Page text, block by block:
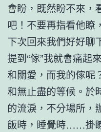
會盼，既然盼不來，
吧！不要再指看他瞭
下次回來我們好好聊
提到“傢”我就會痛起
和關愛，而我的傢呢
和無止盡的等候。於
的流淚，不分場所，
飯時，睡覺時……掛